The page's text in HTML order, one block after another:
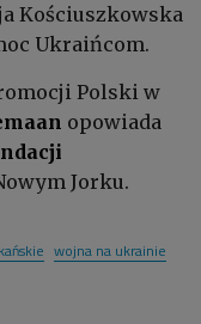
Kościuszkowska
Ukraińcom.
Polski w
opowiada
Jorku.
wojna na ukrainie